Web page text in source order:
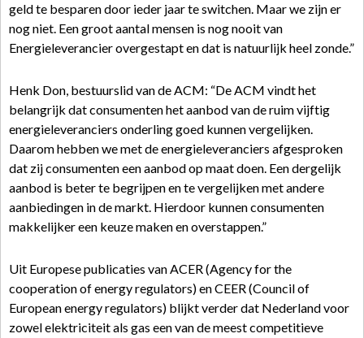
geld te besparen door ieder jaar te switchen. Maar we zijn er
nog niet. Een groot aantal mensen is nog nooit van
Energieleverancier overgestapt en dat is natuurlijk heel zonde.”
Henk Don, bestuurslid van de ACM: “De ACM vindt het
belangrijk dat consumenten het aanbod van de ruim vijftig
energieleveranciers onderling goed kunnen vergelijken.
Daarom hebben we met de energieleveranciers afgesproken
dat zij consumenten een aanbod op maat doen. Een dergelijk
aanbod is beter te begrijpen en te vergelijken met andere
aanbiedingen in de markt. Hierdoor kunnen consumenten
makkelijker een keuze maken en overstappen.”
Uit Europese publicaties van ACER (Agency for the
cooperation of energy regulators) en CEER (Council of
European energy regulators) blijkt verder dat Nederland voor
zowel elektriciteit als gas een van de meest competitieve